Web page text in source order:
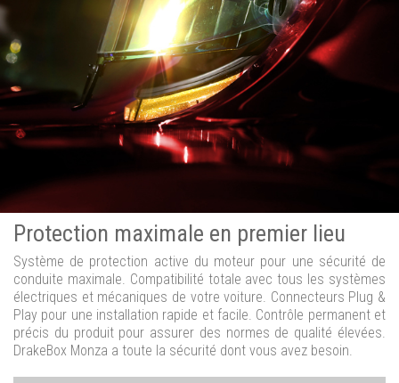
Protection maximale en premier lieu
Système de protection active du moteur pour une sécurité de
conduite maximale. Compatibilité totale avec tous les systèmes
électriques et mécaniques de votre voiture. Connecteurs Plug &
Play pour une installation rapide et facile. Contrôle permanent et
précis du produit pour assurer des normes de qualité élevées.
DrakeBox Monza a toute la sécurité dont vous avez besoin.